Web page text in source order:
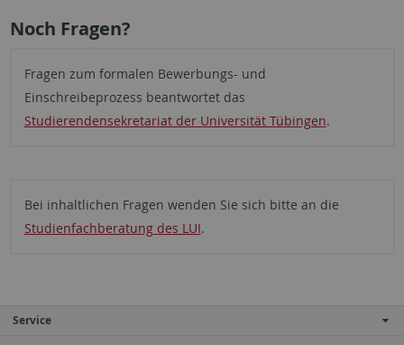
Noch Fragen?
Fragen zum formalen Bewerbungs- und
Einschreibeprozess beantwortet das
Studierendensekretariat der Universität Tübingen.
Bei inhaltlichen Fragen wenden Sie sich bitte an die
Studienfachberatung des LUI.
Service